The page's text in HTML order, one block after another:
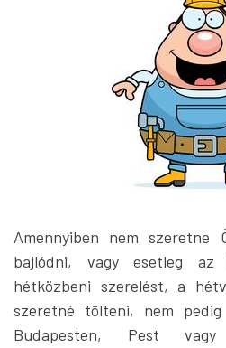
Amennyiben nem szeretne
bajlódni, vagy esetleg
hétközbeni szerelést, a
szeretné tölteni, nem pedig
Budapesten, Pest vagy